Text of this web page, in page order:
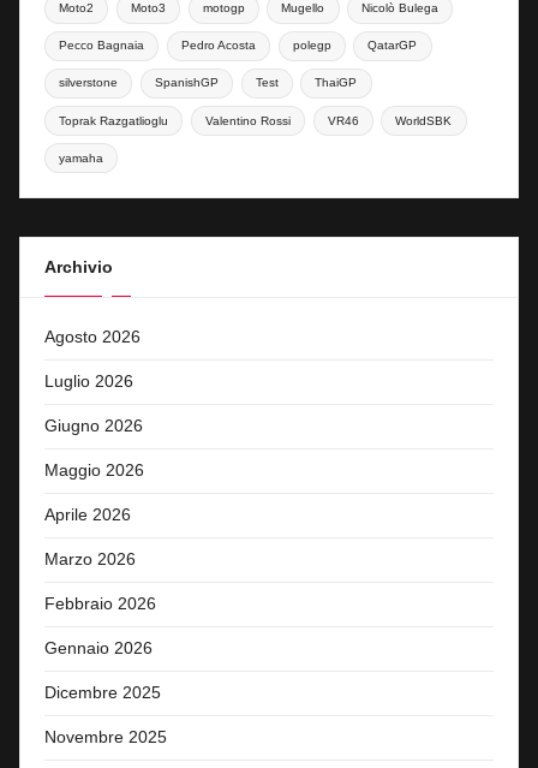
Moto2 Moto3 motogp Mugello Nicolò Bulega
Pecco Bagnaia Pedro Acosta polegp QatarGP
silverstone SpanishGP Test ThaiGP
Toprak Razgatlioglu Valentino Rossi VR46 WorldSBK
yamaha
Archivio
Agosto 2026
Luglio 2026
Giugno 2026
Maggio 2026
Aprile 2026
Marzo 2026
Febbraio 2026
Gennaio 2026
Dicembre 2025
Novembre 2025